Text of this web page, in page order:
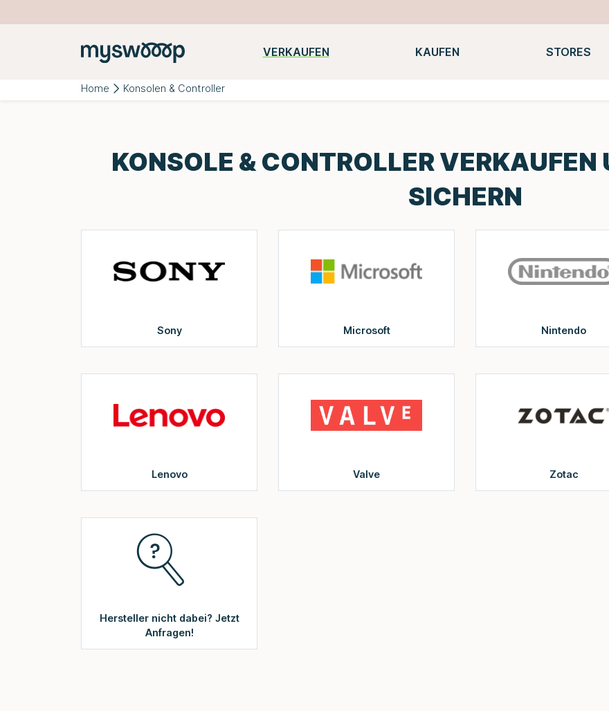
VERKAUFEN KAUFEN STORES
Beliebte
Kategorien:
iPhone Huawei Notebooks Macbooks Konsolen
Home Konsolen & Controller
KONSOLE & CONTROLLER VERKAUFEN
SICHERN
Sony Microsoft Nintendo
Lenovo Valve Zotac
Hersteller nicht dabei? Jetzt
Anfragen!